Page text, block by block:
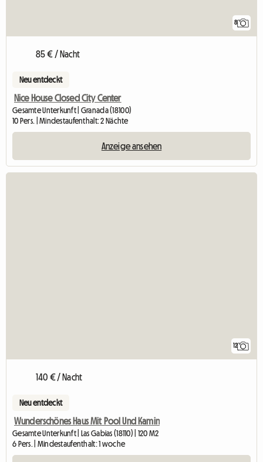
8
85 € / Nacht
Neu entdeckt
Nice House Closed City Center
Gesamte Unterkunft | Granada (18100)
10 Pers. | Mindestaufenthalt: 2 Nächte
Anzeige ansehen
12
140 € / Nacht
Neu entdeckt
Wunderschönes Haus Mit Pool Und Kamin
Gesamte Unterkunft | Las Gabias (18110) | 120 M2
6 Pers. | Mindestaufenthalt: 1 woche